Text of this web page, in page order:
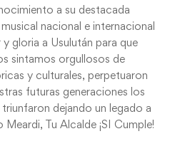
a su destacada
nacional e internacional
gloria a Usulután para que
sintamos orgullosos de
y culturales, perpetuaron
futuras generaciones los
dejando un legado a
Meardi, Tu Alcalde ¡SI Cumple!